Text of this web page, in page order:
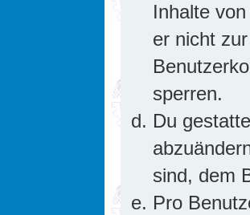
Inhalte
er nicht
sperren.
Du
sind, dem
Pro